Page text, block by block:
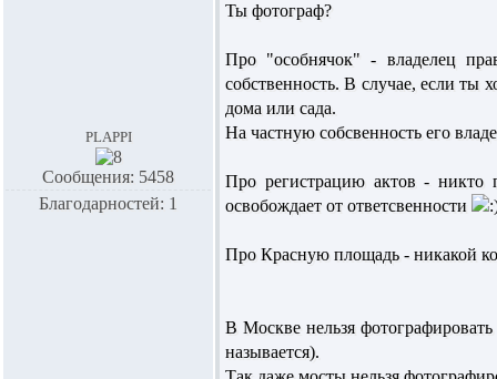
plappi
Сообщения: 5458
Благодарностей: 1
Ты фотограф?
Про "особнячок" - владелец
собственность. В случае, если ты
дома или сада.
На частную собсвенность его
Про регистрацию актов - никто
освобождает от ответсвенности
Про Красную площадь - никакой
В Москве нельзя
называется).